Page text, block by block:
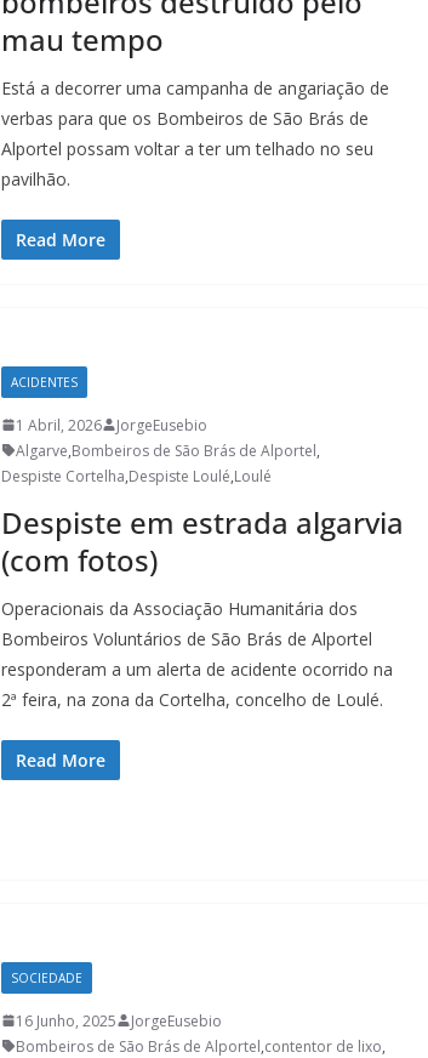
mau tempo
Está a decorrer uma campanha de angariação de
verbas para que os Bombeiros de São Brás de
Alportel possam voltar a ter um telhado no seu
pavilhão.
Read More
ACIDENTES
1 Abril, 2026
JorgeEusebio
Algarve,Bombeiros de São Brás de Alportel,
Despiste Cortelha,Despiste Loulé,Loulé
Despiste em estrada algarvia
(com fotos)
Operacionais da Associação Humanitária dos
Bombeiros Voluntários de São Brás de Alportel
responderam a um alerta de acidente ocorrido na
2ª feira, na zona da Cortelha, concelho de Loulé.
Read More
SOCIEDADE
16 Junho, 2025
JorgeEusebio
Bombeiros de São Brás de Alportel,contentor de lixo,
Lagos – A quem pertence a parte superior da
sacristia da Igreja de Santa Maria?!…